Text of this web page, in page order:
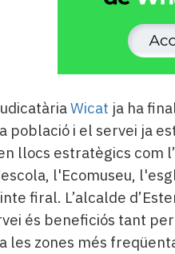
Wicat ja ha
població i el servei ja
llocs estratègics com
l'Ecomuseu,
firal. L’alcalde
és beneficiós tant
les zones més